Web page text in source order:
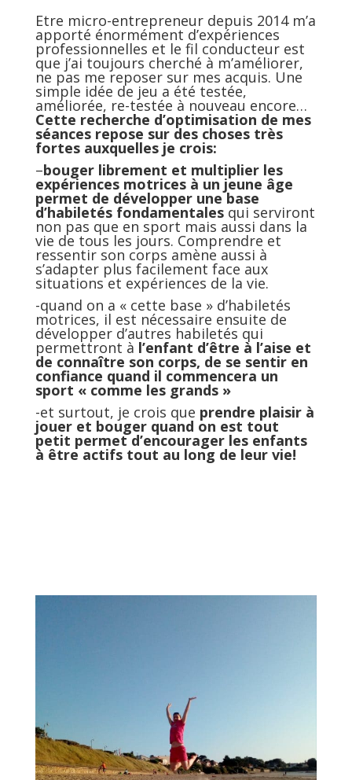
Etre micro-entrepreneur depuis 2014 m’a
apporté énormément d’expériences
professionnelles et le fil conducteur est
que j’ai toujours cherché à m’améliorer,
ne pas me reposer sur mes acquis. Une
simple idée de jeu a été testée,
améliorée, re-testée à nouveau encore…
Cette recherche d’optimisation de mes
séances repose sur des choses très
fortes auxquelles je crois:
–bouger librement et multiplier les
expériences motrices à un jeune âge
permet de développer une base
d’habiletés fondamentalesqui serviront
non pas que en sport mais aussi dans la
vie de tous les jours. Comprendre et
ressentir son corps amène aussi à
s’adapter plus facilement face aux
situations et expériences de la vie.
-quand on a « cette base » d’habiletés
motrices, il est nécessaire ensuite de
développer d’autres habiletés qui
permettront à l’enfant d’être à l’aise et
de connaître son corps, de se sentir en
confiance quand il commencera un
sport « comme les grands »
-et surtout, je crois que prendre plaisir à
jouer et bouger quand on est tout
petit permet d’encourager les enfants
à être actifs tout au long de leur vie!